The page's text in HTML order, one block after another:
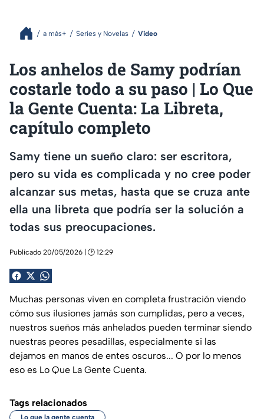
a más+ Series y Novelas Video
Los anhelos de Samy podrían
costarle todo a su paso | Lo Que
la Gente Cuenta: La Libreta,
capítulo completo
Samy tiene un sueño claro: ser escritora,
pero su vida es complicada y no cree poder
alcanzar sus metas, hasta que se cruza ante
ella una libreta que podría ser la solución a
todas sus preocupaciones.
Publicado 20/05/2026 | 🕑 12:29
Muchas personas viven en completa frustración viendo
cómo sus ilusiones jamás son cumplidas, pero a veces,
nuestros sueños más anhelados pueden terminar siendo
nuestras peores pesadillas, especialmente si las
dejamos en manos de entes oscuros... O por lo menos
eso es Lo Que La Gente Cuenta.
Tags relacionados
Lo que la gente cuenta